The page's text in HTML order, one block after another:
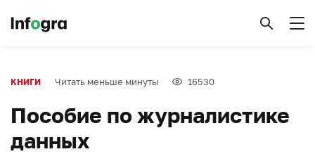
КНИГИ Читать меньше минуты 16530
Пособие по журналистике
данных